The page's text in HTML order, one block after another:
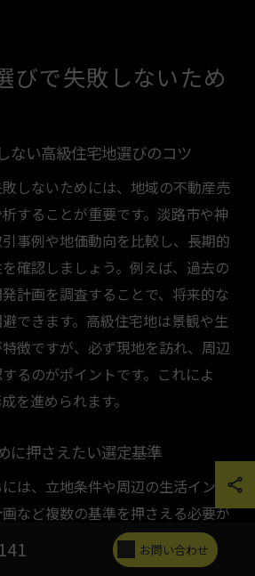
びで失敗しないため
ない高級住宅地選びのコツ
しないためには、地域の不動産売
することが重要です。淡路市や神
事例や地価動向を比較し、長期的
確認しましょう。例えば、過去の
計画を調査することで、将来的な
できます。高級住宅地は景観や生
徴ですが、必ず現地を訪れ、周辺
るのがポイントです。これによ
を進められます。
に押さえたい選定基準
は、立地条件や周辺の生活インフ
など複数の基準を押さえる必要が
や垂水区の高級住宅地では、交通
自然災害リスクも重要な選定ポイ
お問い合わせ